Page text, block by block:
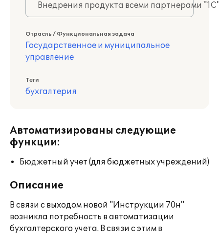
Внедрения продукта всеми партнерами
Отрасль / Функциональная задача
Государственное и муниципальное
управление
Теги
бухгалтерия
Автоматизированы следующие
функции:
Бюджетный учет (для бюджетных учреждений)
Описание
В связи с выходом новой "Инструкции 70н"
возникла потребность в автоматизации
бухгалтерского учета. В связи с этим в